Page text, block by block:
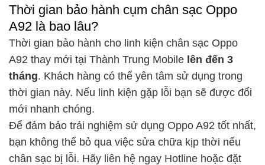
Thời gian bảo hành cụm chân sạc Oppo
A92 là bao lâu?
Thời gian bảo hành cho linh kiện chân sạc Oppo
A92 thay mới tại Thành Trung Mobile lên đến 3
tháng. Khách hàng có thể yên tâm sử dụng trong
thời gian này. Nếu linh kiện gặp lỗi bạn sẽ được đổi
mới nhanh chóng.
Để đảm bảo trải nghiệm sử dụng Oppo A92 tốt nhất,
bạn không thể bỏ qua việc sửa chữa kịp thời nếu
chân sạc bị lỗi. Hãy liên hệ ngay Hotline hoặc đặt